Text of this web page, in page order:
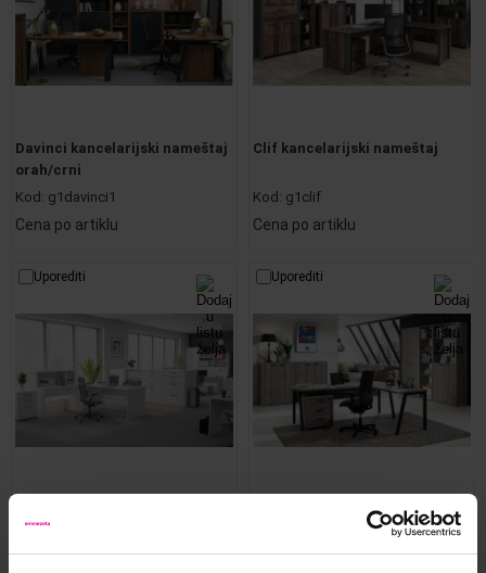
Davinci kancelarijski nameštaj
orah/crni
Kod: g1davinci1
Cena po artiklu
Clif kancelarijski nameštaj
Kod: g1clif
Cena po artiklu
Uporediti
Kod:g1torino
Uporediti
Pronto kancelarijski nameštaj
Kod:g1pronto